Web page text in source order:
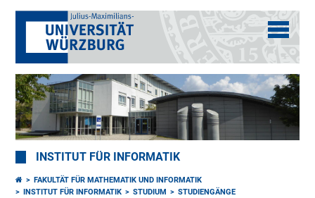
INSTITUT FÜR INFORMATIK
FAKULTÄT FÜR MATHEMATIK UND INFORMATIK
INSTITUT FÜR INFORMATIK
STUDIUM
STUDIENGÄNGE